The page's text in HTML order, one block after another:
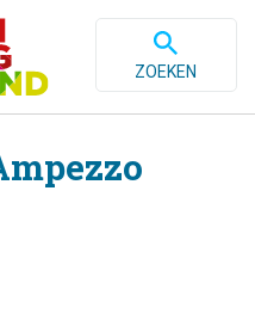
ZOEKEN